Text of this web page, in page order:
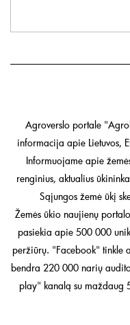
Agroverslo portale
informacija apie Lietuvos,
Informuojame apie
renginius, aktualius
Sąjungos žemė ūkį
Žemės ūkio naujienų
pasiekia apie 500 000
peržiūrų. "Facebook" tinkle
bendra 220 000 narių
play" kanalą su